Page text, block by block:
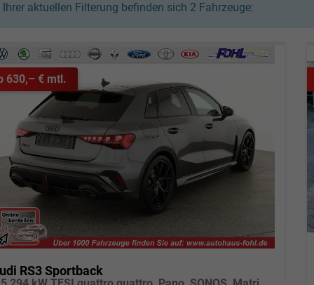
Ihrer aktuellen Filterung befinden sich 2 Fahrzeuge:
630,– € mtl.
RS3 Sportback